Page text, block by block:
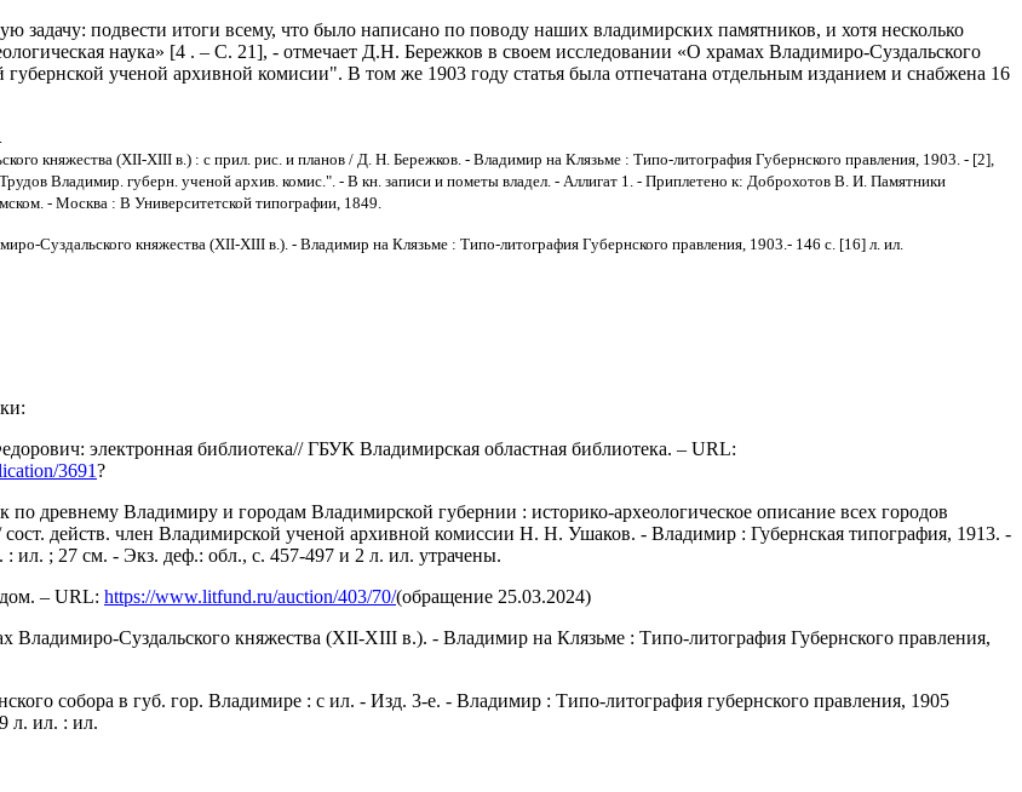
подвести итоги всему, что было написано по поводу наших владимирских памятников, и хотя несколько
наука» [4 . – С. 21], - отмечает Д.Н. Бережков в своем исследовании «О храмах Владимиро-Суздальского
ученой архивной комисии". В том же 1903 году статья была отпечатана отдельным изданием и снабжена 16
княжества (XII-XIII в.) : с прил. рис. и планов / Д. Н. Бережков. - Владимир на Клязьме : Типо-литография Губернского правления, 1903. - [2],
Владимир. губерн. ученой архив. комис.". - В кн. записи и пометы владел. - Аллигат 1. - Приплетено к: Доброхотов В. И. Памятники
- Москва : В Университетской типографии, 1849.
Суздальского княжества (XII-XIII в.). - Владимир на Клязьме : Типо-литография Губернского правления, 1903.- 146 с. [16] л. ил.
электронная библиотека// ГБУК Владимирская областная библиотека. – URL:
3691?
древнему Владимиру и городам Владимирской губернии : историко-археологическое описание всех городов
действ. член Владимирской ученой архивной комиссии Н. Н. Ушаков. - Владимир : Губернская типография, 1913. -
: ил. ; 27 см. - Экз. деф.: обл., с. 457-497 и 2 л. ил. утрачены.
– URL: https://www.litfund.ru/auction/403/70/(обращение 25.03.2024)
Владимиро-Суздальского княжества (XII-XIII в.). - Владимир на Клязьме : Типо-литография Губернского правления,
собора в губ. гор. Владимире : с ил. - Изд. 3-е. - Владимир : Типо-литография губернского правления, 1905
л. ил. : ил.